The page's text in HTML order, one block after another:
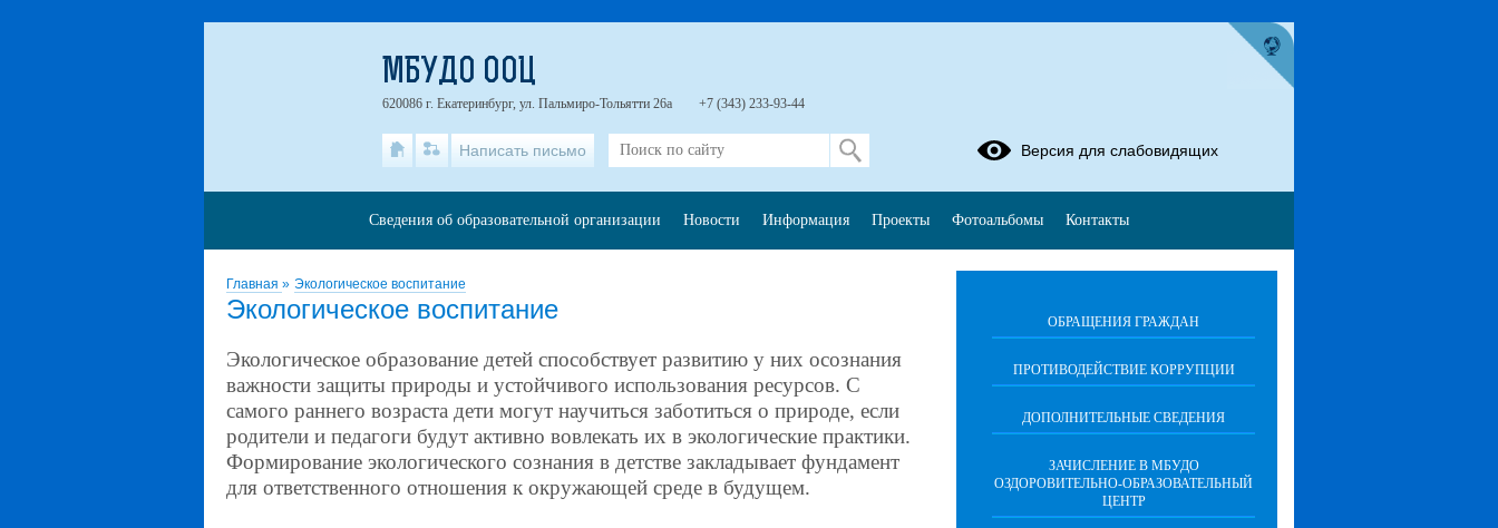
Главная » Экологическое воспитание
Экологическое воспитание
Экологическое образование детей способствует развитию у них осознания
важности защиты природы и устойчивого использования ресурсов. С
самого раннего возраста дети могут научиться заботиться о природе, если
родители и педагоги будут активно вовлекать их в экологические практики.
Формирование экологического сознания в детстве закладывает фундамент
для ответственного отношения к окружающей среде в будущем.
ОБРАЩЕНИЯ ГРАЖДАН
ПРОТИВОДЕЙСТВИЕ КОРРУПЦИИ
ДОПОЛНИТЕЛЬНЫЕ СВЕДЕНИЯ
ЗАЧИСЛЕНИЕ В МБУДО
ОЗДОРОВИТЕЛЬНО-ОБРАЗОВАТЕЛЬНЫЙ
ЦЕНТР
МБУДО ООЦ
620086 г. Екатеринбург, ул. Пальмиро-Тольятти 26а +7 (343) 233-93-44
Написать письмо Версия для слабовидящих
Сведения об образовательной организации Новости Информация Проекты Фотоальбомы Контакты